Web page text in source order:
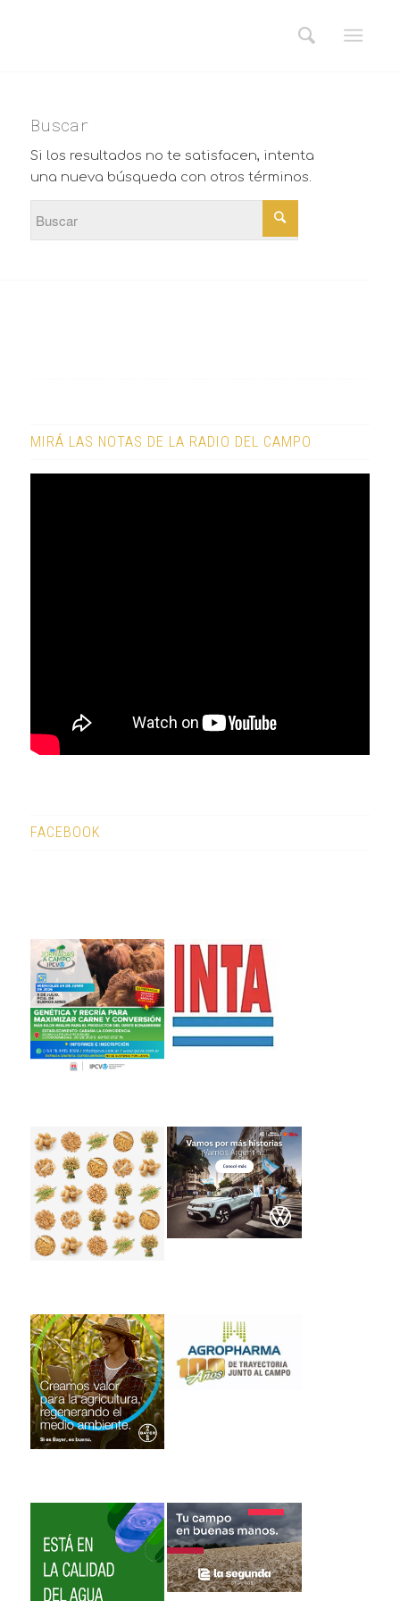
Buscar
Si los resultados no te satisfacen, intenta
una nueva búsqueda con otros términos.
MIRÁ LAS NOTAS DE LA RADIO DEL CAMPO
FACEBOOK